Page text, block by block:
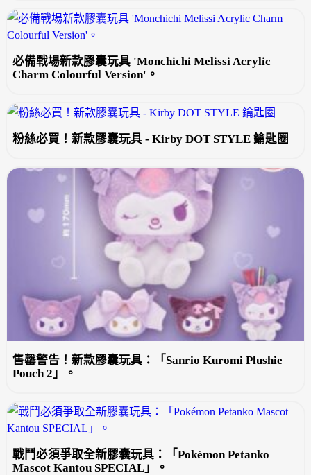
必備戰場新款膠囊玩具 'Monchichi Melissi Acrylic
Charm Colourful Version'。
粉絲必買！新款膠囊玩具 - Kirby DOT STYLE 鑰匙圈
售罄警告！新款膠囊玩具：「Sanrio Kuromi Plushie
Pouch 2」。
戰鬥必須爭取全新膠囊玩具：「Pokémon Petanko
Mascot Kantou SPECIAL」。